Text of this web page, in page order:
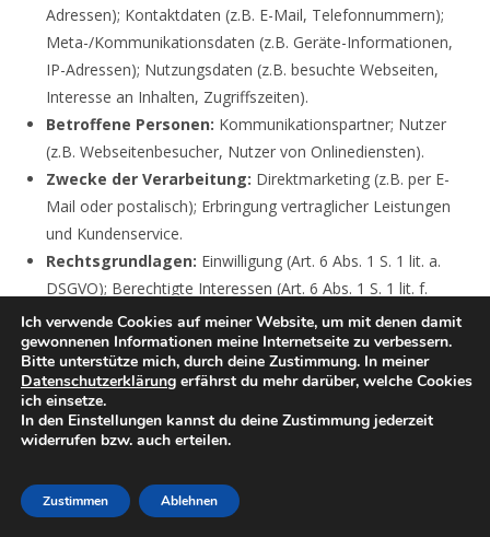
Adressen); Kontaktdaten (z.B. E-Mail, Telefonnummern);
Meta-/Kommunikationsdaten (z.B. Geräte-Informationen,
IP-Adressen); Nutzungsdaten (z.B. besuchte Webseiten,
Interesse an Inhalten, Zugriffszeiten).
Betroffene Personen: Kommunikationspartner; Nutzer
(z.B. Webseitenbesucher, Nutzer von Onlinediensten).
Zwecke der Verarbeitung: Direktmarketing (z.B. per E-
Mail oder postalisch); Erbringung vertraglicher Leistungen
und Kundenservice.
Rechtsgrundlagen: Einwilligung (Art. 6 Abs. 1 S. 1 lit. a.
DSGVO); Berechtigte Interessen (Art. 6 Abs. 1 S. 1 lit. f.
DSGVO).
Widerspruchsmöglichkeit (Opt-Out):Sie können den
Empfang unseres Newsletters jederzeit kündigen, d.h. Ihre
Einwilligungen widerrufen, bzw. dem weiteren Empfang
widersprechen. Einen Link zur Kündigung des Newsletters
finden Sie entweder am Ende eines jeden Newsletters oder
können sonst eine der oben angegebenen
Kontaktmöglichkeiten, vorzugswürdig E-Mail, hierzu
Ich verwende Cookies auf meiner Website, um mit denen damit
gewonnenen Informationen meine Internetseite zu verbessern.
Bitte unterstütze mich, durch deine Zustimmung. In meiner
Datenschutzerklärung erfährst du mehr darüber, welche Cookies
ich einsetze.
In den Einstellungen kannst du deine Zustimmung jederzeit
widerrufen bzw. auch erteilen.
Zustimmen Ablehnen